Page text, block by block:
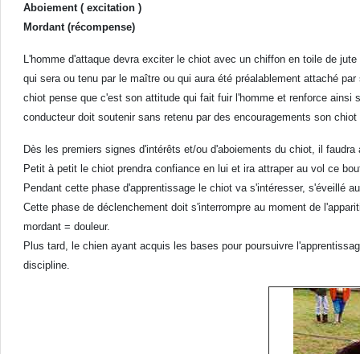
Aboiement ( excitation )
Mordant (récompense)
L'homme d'attaque devra exciter le chiot avec un chiffon en toile de
qui sera ou tenu par le maître ou qui aura été préalablement attaché
chiot pense que c'est son attitude qui fait fuir l'homme et renforce
conducteur doit soutenir sans retenu par des encouragements son
Dès les premiers signes d'intérêts et/ou d'aboiements du chiot, il
Petit à petit le chiot prendra confiance en lui et ira attraper au vol ce
Pendant cette phase d'apprentissage le chiot va s'intéresser, s'éveillé
Cette phase de déclenchement doit s'interrompre au moment de
mordant = douleur.
Plus tard, le chien ayant acquis les bases pour poursuivre
discipline.